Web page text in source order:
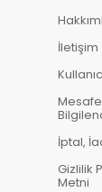
İletişim
İptal,
Gizlilik
Metni